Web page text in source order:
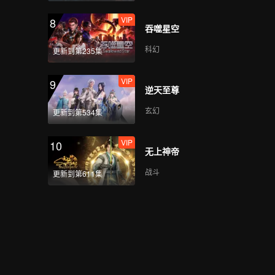
8
更新到第235集
VIP
吞噬星空
科幻
9
更新到第534集
VIP
逆天至尊
玄幻
10
更新到第611集
VIP
无上神帝
战斗